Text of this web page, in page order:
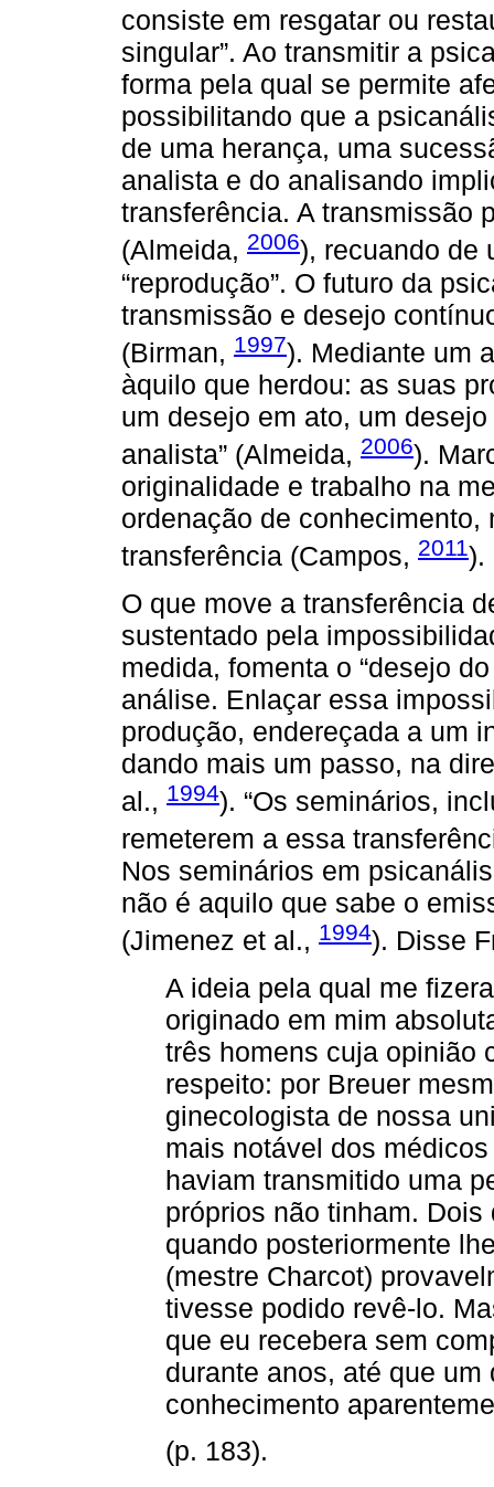
consiste em resgatar ou
singular”. Ao transmitir a
forma pela qual se permite
possibilitando que a
de uma herança, uma
analista e do analisando
transferência. A transmissão
(Almeida, 2006), recuando de
“reprodução”. O futuro da
transmissão e desejo
(Birman, 1997). Mediante um
àquilo que herdou: as suas
um desejo em ato, um
analista” (Almeida, 2006).
originalidade e trabalho na
ordenação de
transferência (Campos, 2011).
O que move a transferência
sustentado pela
medida, fomenta o “desejo
análise. Enlaçar essa
produção, endereçada a um
dando mais um passo, na
al., 1994). “Os seminários,
remeterem a essa
Nos seminários em
não é aquilo que sabe o
(Jimenez et al., 1994). Disse
A ideia pela qual me
originado em mim
três homens cuja opinião
respeito: por Breuer
ginecologista de nossa
mais notável dos
haviam transmitido uma
próprios não tinham.
quando posteriormente
(mestre Charcot)
tivesse podido revê-lo.
que eu recebera sem
durante anos, até que
conhecimento
(p. 183).